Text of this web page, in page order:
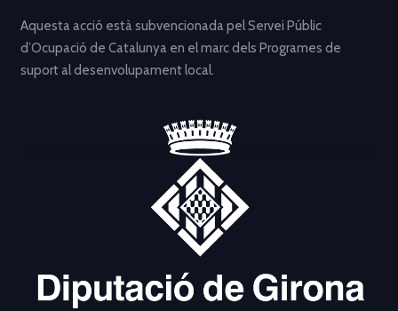
Aquesta acció està subvencionada pel Servei Públic
d’Ocupació de Catalunya en el marc dels Programes de
suport al desenvolupament local.